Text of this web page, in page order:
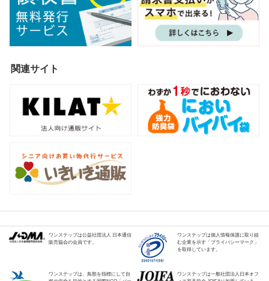
関連サイト
ワンステップは公益社団法人 日本通信
販売協会の会員です。
ワンステップは個人情報保護に取り組
む企業を示す「プライバシーマーク」
を取得しています。
ワンステップは、鳥類を指標にして自
ワンステップは一般社団法人日本オフ